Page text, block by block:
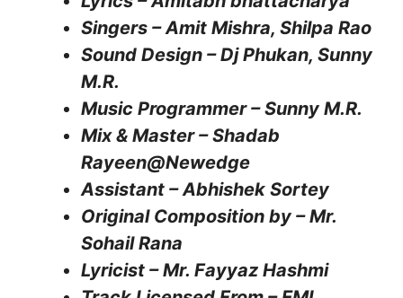
Singers – Amit Mishra, Shilpa Rao
Sound Design – Dj Phukan, Sunny
M.R.
Music Programmer – Sunny M.R.
Mix & Master – Shadab
Rayeen@Newedge
Assistant – Abhishek Sortey
Original Composition by – Mr.
Sohail Rana
Lyricist – Mr. Fayyaz Hashmi